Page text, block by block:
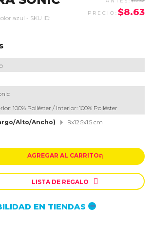
$8.63
azul - SKU ID:
100% Poliéster / Interior: 100% Poliéster
Alto/Ancho)
9x12.5x1.5 cm
AGREGAR AL CARRITOຐ
LISTA DE REGALO 
EN TIENDAS